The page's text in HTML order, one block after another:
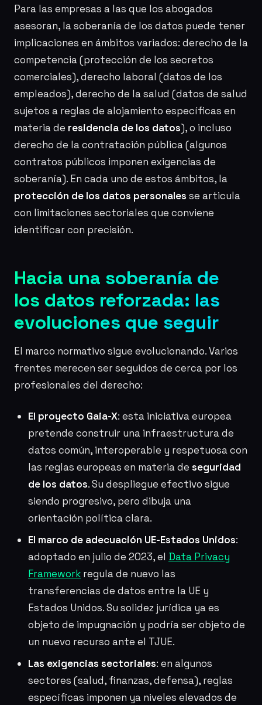
Para las empresas a las que los abogados
asesoran, la soberanía de los datos puede tener
implicaciones en ámbitos variados: derecho de la
competencia (protección de los secretos
comerciales), derecho laboral (datos de los
empleados), derecho de la salud (datos de salud
sujetos a reglas de alojamiento específicas en
materia de residencia de los datos), o incluso
derecho de la contratación pública (algunos
contratos públicos imponen exigencias de
soberanía). En cada uno de estos ámbitos, la
protección de los datos personales se articula
con limitaciones sectoriales que conviene
identificar con precisión.
Hacia una soberanía de
los datos reforzada: las
evoluciones que seguir
El marco normativo sigue evolucionando. Varios
frentes merecen ser seguidos de cerca por los
profesionales del derecho:
El proyecto Gaia-X: esta iniciativa europea
pretende construir una infraestructura de
datos común, interoperable y respetuosa con
las reglas europeas en materia de seguridad
de los datos. Su despliegue efectivo sigue
siendo progresivo, pero dibuja una
orientación política clara.
El marco de adecuación UE-Estados Unidos:
adoptado en julio de 2023, el Data Privacy
Framework regula de nuevo las
transferencias de datos entre la UE y
Estados Unidos. Su solidez jurídica ya es
objeto de impugnación y podría ser objeto de
un nuevo recurso ante el TJUE.
Las exigencias sectoriales: en algunos
sectores (salud, finanzas, defensa), reglas
específicas imponen ya niveles elevados de